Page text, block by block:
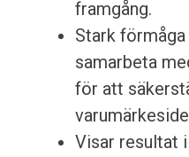
framgång.
Stark
samarbeta
för att
Visar resultat